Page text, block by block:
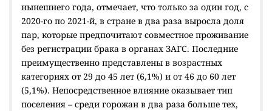
нынешнего года, отмечает, что только за один год, с
2020-го по 2021-й, в стране в два раза выросла доля
пар, которые предпочитают совместное проживание
без регистрации брака в органах ЗАГС. Последние
преимущественно представлены в возрастных
категориях от 29 до 45 лет (6,1%) и от 46 до 60 лет
(5,1%). Непосредственное влияние оказывает тип
поселения – среди горожан в два раза больше тех,